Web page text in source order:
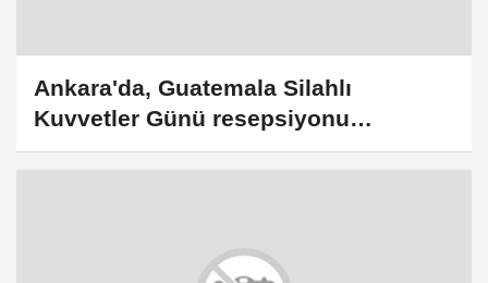
Ankara'da, Guatemala Silahlı
Kuvvetler Günü resepsiyonu
düzenlendi